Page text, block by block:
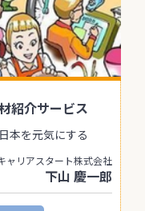
紹介サービス
本を元気にする
ャリアスタート株式会社
下山 慶一郎